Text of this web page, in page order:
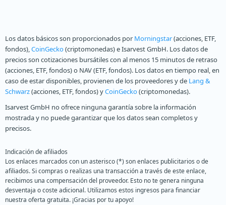
Los datos básicos son proporcionados por Morningstar(acciones, ETF,
fondos),CoinGecko(criptomonedas) e Isarvest GmbH. Los datos de
precios son cotizaciones bursátiles con al menos 15 minutos de retraso
(acciones, ETF, fondos) o NAV (ETF, fondos). Los datos en tiempo real, en
caso de estar disponibles, provienen de los proveedores y de Lang &
Schwarz(acciones, ETF, fondos) yCoinGecko(criptomonedas).
Isarvest GmbH no ofrece ninguna garantía sobre la información
mostrada y no puede garantizar que los datos sean completos y
precisos.
Indicación de afiliados
Los enlaces marcados con un asterisco (*) son enlaces publicitarios o de
afiliados. Si compras o realizas una transacción a través de este enlace,
recibimos una compensación del proveedor. Esto no te genera ninguna
desventaja o coste adicional. Utilizamos estos ingresos para financiar
nuestra oferta gratuita. ¡Gracias por tu apoyo!